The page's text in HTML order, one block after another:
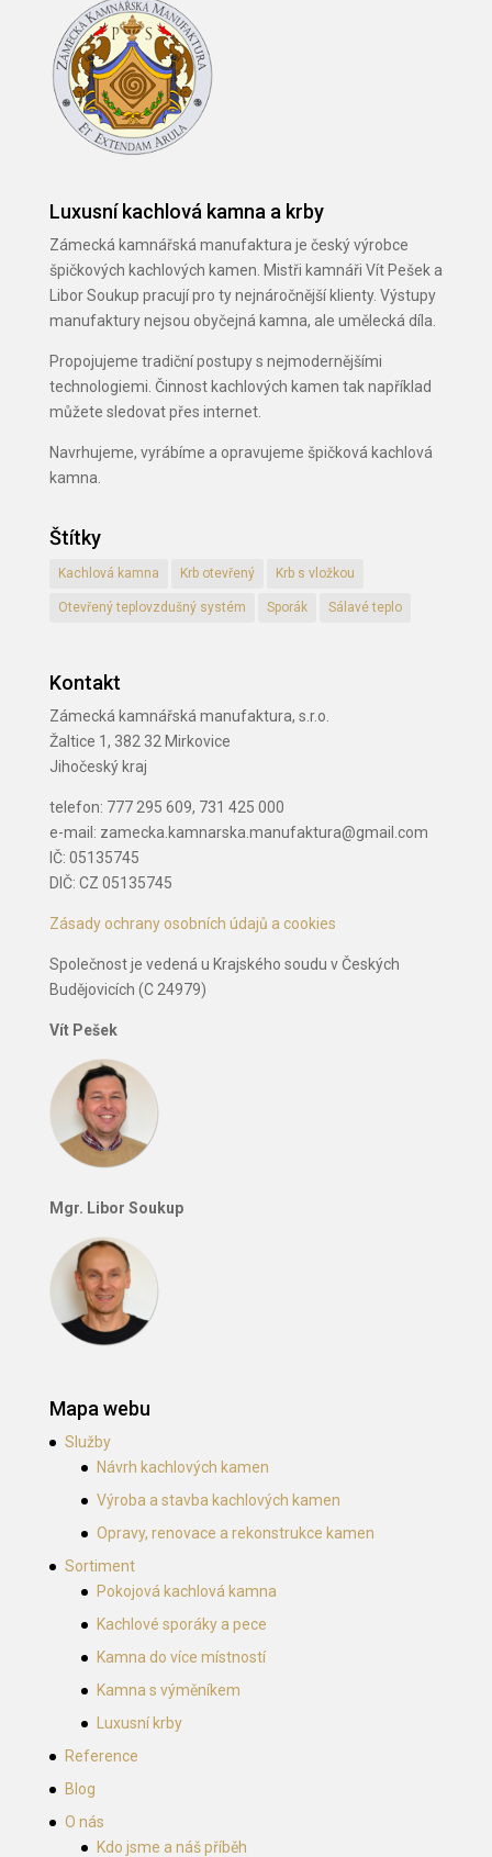
Luxusní kachlová kamna a krby
Zámecká kamnářská manufaktura je český výrobce
špičkových kachlových kamen. Mistři kamnáři Vít Pešek a
Libor Soukup pracují pro ty nejnáročnější klienty. Výstupy
manufaktury nejsou obyčejná kamna, ale umělecká díla.
Propojujeme tradiční postupy s nejmodernějšími
technologiemi. Činnost kachlových kamen tak například
můžete sledovat přes internet.
Navrhujeme, vyrábíme a opravujeme špičková kachlová
kamna.
Štítky
Kachlová kamna Krb otevřený Krb s vložkou
Otevřený teplovzdušný systém Sporák Sálavé teplo
Kontakt
Zámecká kamnářská manufaktura, s.r.o.
Žaltice 1, 382 32 Mirkovice
Jihočeský kraj
telefon: 777 295 609, 731 425 000
e-mail: zamecka.kamnarska.manufaktura@gmail.com
IČ: 05135745
DIČ: CZ 05135745
Zásady ochrany osobních údajů a cookies
Společnost je vedená u Krajského soudu v Českých
Budějovicích (C 24979)
Vít Pešek
Mgr. Libor Soukup
Mapa webu
Služby
Návrh kachlových kamen
Výroba a stavba kachlových kamen
Opravy, renovace a rekonstrukce kamen
Sortiment
Pokojová kachlová kamna
Kachlové sporáky a pece
Kamna do více místností
Kamna s výměníkem
Luxusní krby
Reference
Blog
O nás
Kdo jsme a náš příběh